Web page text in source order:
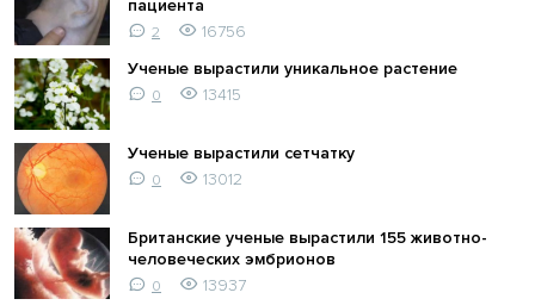
пациента
2
16756
Ученые вырастили уникальное растение
0 13415
Ученые вырастили сетчатку
0 13012
Британские ученые вырастили 155 животно-
человеческих эмбрионов
0 13937